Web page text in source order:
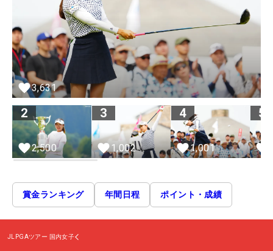
3,631
2
2,500
3
1,002
4
1,001
5
賞金ランキング 年間日程 ポイント・成績
JLPGAツアー 国内女子